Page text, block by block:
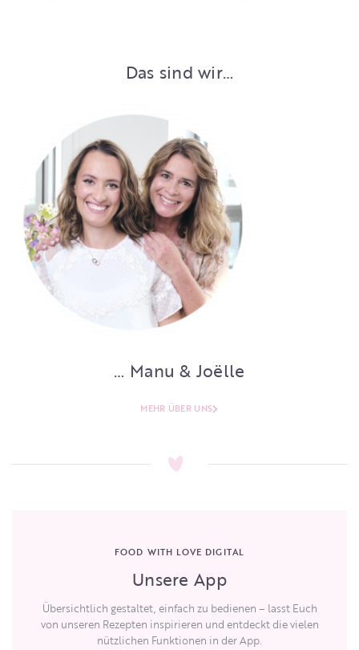
Das sind wir…
… Manu & Joëlle
MEHR ÜBER UNS
FOOD WITH LOVE DIGITAL
Unsere App
Übersichtlich gestaltet, einfach zu bedienen – lasst Euch
von unseren Rezepten inspirieren und entdeckt die vielen
nützlichen Funktionen in der App.